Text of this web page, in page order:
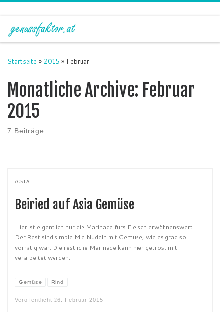
Zum Inhalt springen
Startseite » 2015 » Februar
Monatliche Archive: Februar
2015
7 Beiträge
ASIA
Beiried auf Asia Gemüse
Hier ist eigentlich nur die Marinade fürs Fleisch erwähnenswert:
Der Rest sind simple Mie Nudeln mit Gemüse, wie es grad so
vorrätig war. Die restliche Marinade kann hier getrost mit
verarbeitet werden.
Gemüse Rind
Veröffentlicht 26. Februar 2015